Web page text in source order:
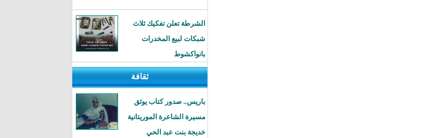
الشرطة تعلن تفكيك ثلاث
شبكات لبيع المخدرات
بانواكشوط
ثقافة
باريس.. صدور كتاب يوثق
مسيرة الشاعرة الموريتانية
خديجة بنت عبد الحي